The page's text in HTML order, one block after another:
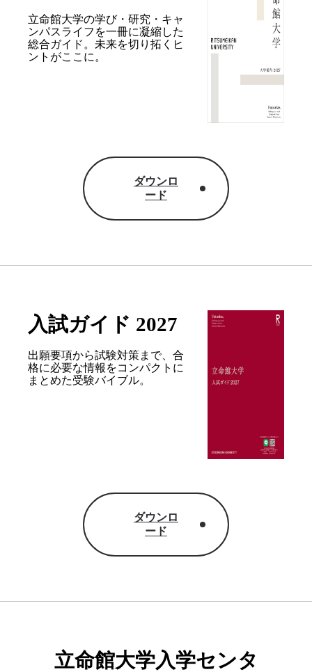
立命館大学の学び・研究・キャ
ンパスライフを一冊に凝縮した
総合ガイド。 未来を切り拓くヒ
ントがここに。
ダウンロ
ード
入試ガイド 2027
出願要項から試験対策まで、合
格に必要な情報をコンパクトに
まとめた受験バイブル。
ダウンロ
ード
立命館大学入学センタ